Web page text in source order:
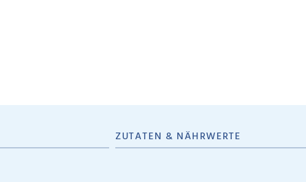
ZUTATEN & NÄHRWERTE